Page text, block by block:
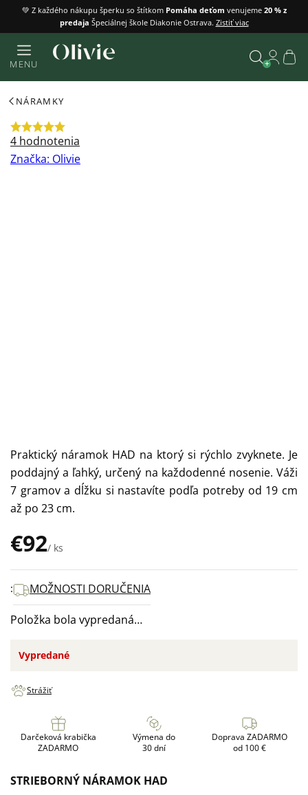
Prejsť
obsah
💚 Z každého nákupu šperku so štítkom Pomáha deťom venujeme 20 % z
predaja Špeciálnej škole Diakonie Ostrava. Zistiť viac
MENU
NÁRAMKY
Priemerné
hodnotenie
4 hodnotenia
Značka: Olivie
€92/ ks
Jednotková
cena:
Vypredané
MOŽNOSTI DORUČENIA
Položka bola vypredaná…
Praktický náramok HAD na ktorý si rýchlo zvyknete. Je
poddajný a ľahký, určený na každodenné nosenie. Váži
7 gramov a dĺžku si nastavíte podľa potreby od 19 cm
až po 23 cm.
Strážiť
Darčeková krabička
ZADARMO
Výmena do
30 dní
Doprava ZADARMO
od 100 €
STRIEBORNÝ NÁRAMOK HAD